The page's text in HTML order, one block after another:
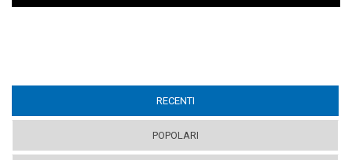
RECENTI
POPOLARI